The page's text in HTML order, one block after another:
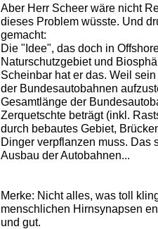
Aber Herr Scheer wäre nicht
dieses Problem wüsste. Und
gemacht:
Die "Idee", das doch in
Naturschutzgebiet und
Scheinbar hat er das. Weil
der Bundesautobahnen
Gesamtlänge der
Zerquetschte beträgt (inkl.
durch bebautes Gebiet,
Dinger verpflanzen muss. Das
Ausbau der Autobahnen...
Merke: Nicht alles, was toll
menschlichen Hirnsynapsen
und gut.